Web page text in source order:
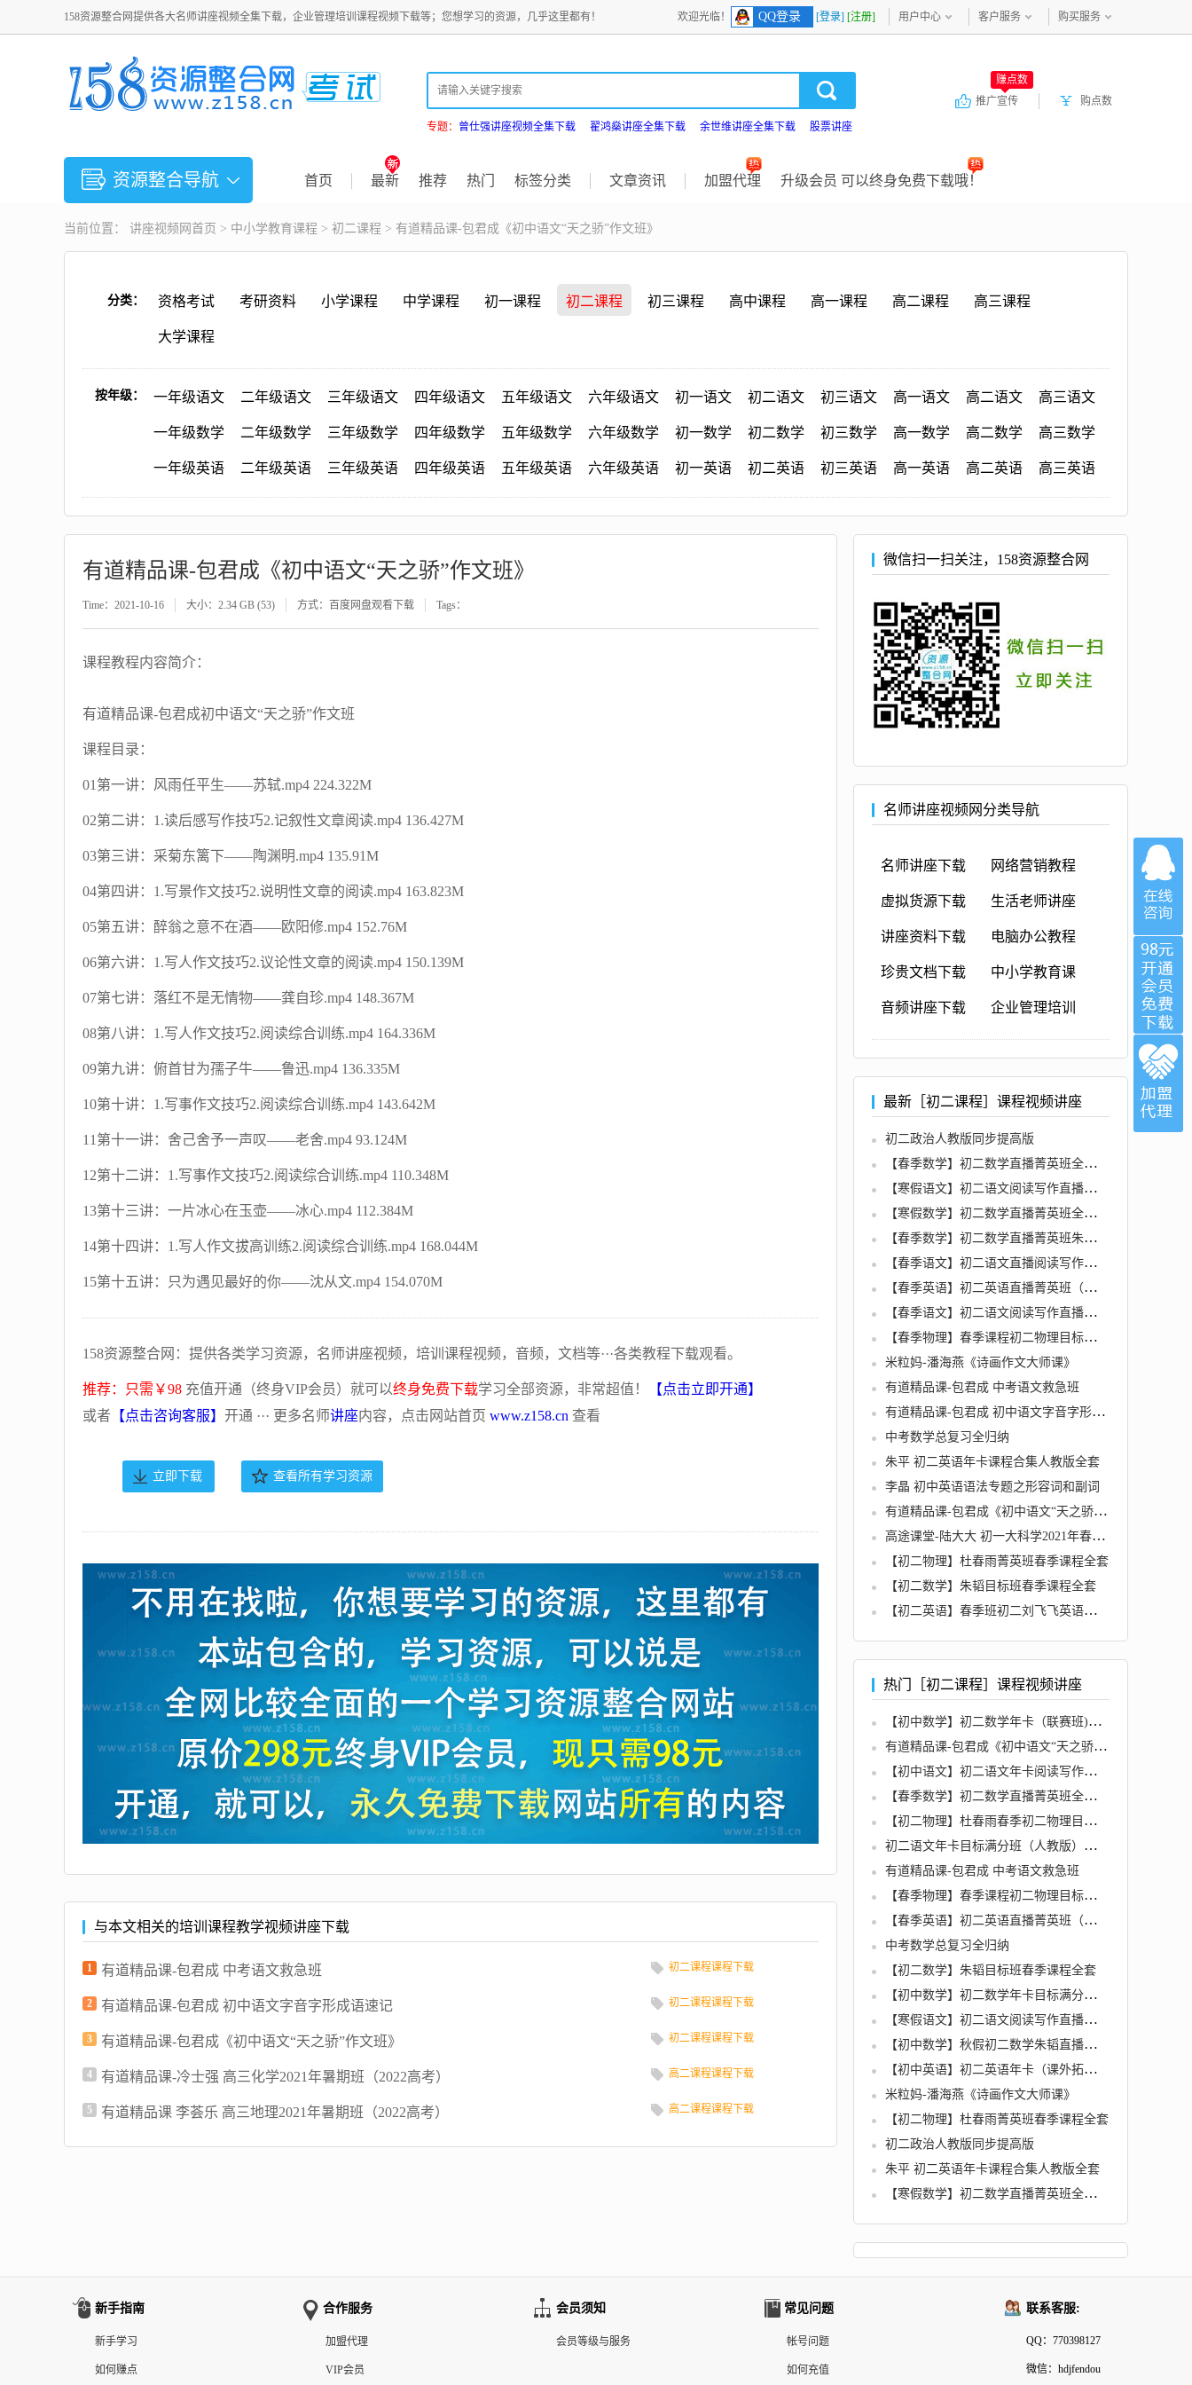
158资源整合网提供各大名师讲座视频全集下载，企业管理培训课程视频下载等；您想学习的资源，几乎这里都有！ 欢迎光临！ QQ登录 [登录] [注册] 用户中心 客户服务 购买服务
专题： 曾仕强讲座视频全集下载 翟鸿燊讲座全集下载 余世维讲座全集下载 股票讲座
购点数
推广宣传
赚点数
资源整合导航 首页 最新 推荐 热门 标签分类 文章资讯 加盟代理 升级会员 可以终身免费下载哦！
当前位置： 讲座视频 网首页 > 中小学教育课程 > 初二课程 > 有道精品课-包君成《初中语文“天之骄”作文班》
分类： 资格考试 考研资料 小学课程 中学课程 初一课程 初二课程 初三课程 高中课程 高一课程 高二课程 高三课程
大学课程
按年级： 一年级语文 二年级语文 三年级语文 四年级语文 五年级语文 六年级语文 初一语文 初二语文 初三语文 高一语文 高二语文 高三语文
一年级数学 二年级数学 三年级数学 四年级数学 五年级数学 六年级数学 初一数学 初二数学 初三数学 高一数学 高二数学 高三数学
一年级英语 二年级英语 三年级英语 四年级英语 五年级英语 六年级英语 初一英语 初二英语 初三英语 高一英语 高二英语 高三英语
有道精品课-包君成《初中语文“天之骄”作文班》
Time：2021-10-16 大小：2.34 GB (53) 方式：百度网盘观看下载 Tags：
课程教程内容简介：
有道精品课-包君成初中语文“天之骄”作文班
课程目录：
01第一讲：风雨任平生——苏轼.mp4 224.322M
02第二讲：1.读后感写作技巧2.记叙性文章阅读.mp4 136.427M
03第三讲：采菊东篱下——陶渊明.mp4 135.91M
04第四讲：1.写景作文技巧2.说明性文章的阅读.mp4 163.823M
05第五讲：醉翁之意不在酒——欧阳修.mp4 152.76M
06第六讲：1.写人作文技巧2.议论性文章的阅读.mp4 150.139M
07第七讲：落红不是无情物——龚自珍.mp4 148.367M
08第八讲：1.写人作文技巧2.阅读综合训练.mp4 164.336M
09第九讲：俯首甘为孺子牛——鲁迅.mp4 136.335M
10第十讲：1.写事作文技巧2.阅读综合训练.mp4 143.642M
11第十一讲：舍己舍予一声叹——老舍.mp4 93.124M
12第十二讲：1.写事作文技巧2.阅读综合训练.mp4 110.348M
13第十三讲：一片冰心在玉壶——冰心.mp4 112.384M
14第十四讲：1.写人作文拔高训练2.阅读综合训练.mp4 168.044M
15第十五讲：只为遇见最好的你——沈从文.mp4 154.070M
158资源整合网：提供各类学习资源，名师讲座视频，培训课程视频，音频，文档等···各类教程下载观看。
推荐：只需￥98 充值开通（终身VIP会员）就可以终身免费下载学习全部资源，非常超值！
【点击立即开通】
或者 【点击咨询客服】 开通 ··· 更多名师讲座内容，点击网站首页 www.z158.cn 查看
立即下载 查看所有学习资源
与本文相关的培训课程教学视频讲座下载
1 有道精品课-包君成 中考语文救急班 初二课程课程下载
2 有道精品课-包君成 初中语文字音字形成语速记 初二课程课程下载
3 有道精品课-包君成《初中语文“天之骄”作文班》 初二课程课程下载
4 有道精品课-冷士强 高三化学2021年暑期班（2022高考） 高二课程课程下载
5 有道精品课 李荟乐 高三地理2021年暑期班（2022高考） 高二课程课程下载
微信扫一扫关注，158资源整合网
名师讲座视频网分类导航
名师讲座下载 网络营销教程
虚拟货源下载 生活老师讲座
讲座资料下载 电脑办公教程
珍贵文档下载 中小学教育课
音频讲座下载 企业管理培训
最新［初二课程］课程视频讲座
初二政治人教版同步提高版
【春季数学】初二数学直播菁英班全国人教（朱韬）
【寒假语文】初二语文阅读写作直播班（石雪峰）
【寒假数学】初二数学直播菁英班全国人教（朱韬）
【春季数学】初二数学直播菁英班朱韬（6）
【春季语文】初二语文直播阅读写作目标班陆杰峰【5】
【春季英语】初二英语直播菁英班（全国版）刘飞飞【5】
【春季语文】初二语文阅读写作直播班（石雪峰）【6】
【春季物理】春季课程初二物理目标杜春雨【5】
米粒妈-潘海燕《诗画作文大师课》
有道精品课-包君成 中考语文救急班
有道精品课-包君成 初中语文字音字形成语速记
中考数学总复习全归纳
朱平 初二英语年卡课程合集人教版全套
李晶 初中英语语法专题之形容词和副词
有道精品课-包君成《初中语文“天之骄”作文班》
高途课堂-陆大大 初一大科学2021年春季提高班
【初二物理】杜春雨菁英班春季课程全套
【初二数学】朱韬目标班春季课程全套
【初二英语】春季班初二刘飞飞英语菁英班全套
热门［初二课程］课程视频讲座
【初中数学】初二数学年卡（联赛班)全70讲
有道精品课-包君成《初中语文“天之骄”作文班》
【初中语文】初二语文年卡阅读写作班（网校体系）全43讲
【春季数学】初二数学直播菁英班全国人教（朱韬）
【初二物理】杜春雨春季初二物理目标班全套
初二语文年卡目标满分班（人教版）名师讲座全76讲
有道精品课-包君成 中考语文救急班
【春季物理】春季课程初二物理目标杜春雨【5】
【春季英语】初二英语直播菁英班（全国版）刘飞飞【5】
中考数学总复习全归纳
【初二数学】朱韬目标班春季课程全套
【初中数学】初二数学年卡目标满分班（人教版）全72讲
【寒假语文】初二语文阅读写作直播班（石雪峰）
【初中数学】秋假初二数学朱韬直播菁英班全国人教
【初中英语】初二英语年卡（课外拓展班)全52讲
米粒妈-潘海燕《诗画作文大师课》
【初二物理】杜春雨菁英班春季课程全套
初二政治人教版同步提高版
朱平 初二英语年卡课程合集人教版全套
【寒假数学】初二数学直播菁英班全国人教（朱韬）
新手指南
新手学习
如何赚点
合作服务
加盟代理
VIP会员
会员须知
会员等级与服务
常见问题
帐号问题
如何充值
联系客服:
QQ：770398127
微信：hdjfendou